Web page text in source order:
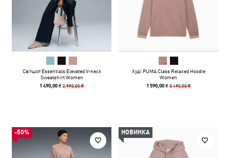
Світшот Essentials Elevated V-neck
Sweatshirt Women
1 490,00 ₴2 990,00 ₴
Худі PUMA Class Relaxed Hoodie
Women
1 590,00 ₴3 190,00 ₴
-50% НОВИНКА